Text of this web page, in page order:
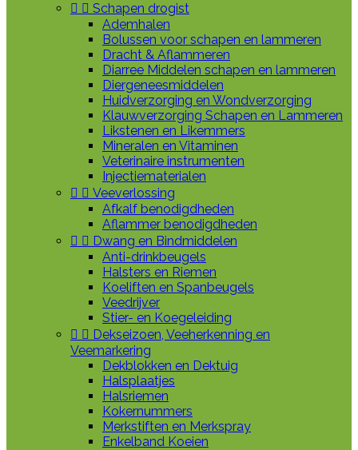
  Schapen drogist
Ademhalen
Bolussen voor schapen en lammeren
Dracht & Aflammeren
Diarree Middelen schapen en lammeren
Diergeneesmiddelen
Huidverzorging en Wondverzorging
Klauwverzorging Schapen en Lammeren
Likstenen en Likemmers
Mineralen en Vitaminen
Veterinaire instrumenten
Injectiematerialen
  Veeverlossing
Afkalf benodigdheden
Aflammer benodigdheden
  Dwang en Bindmiddelen
Anti-drinkbeugels
Halsters en Riemen
Koeliften en Spanbeugels
Veedrijver
Stier- en Koegeleiding
  Dekseizoen, Veeherkenning en
Veemarkering
Dekblokken en Dektuig
Halsplaatjes
Halsriemen
Kokernummers
Merkstiften en Merkspray
Enkelband Koeien